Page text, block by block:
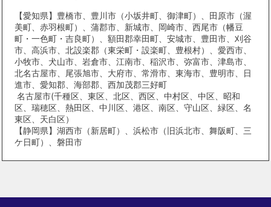
【愛知県】豊橋市、豊川市（小坂井町、御津町）、田原市（渥
美町、赤羽根町）、蒲郡市、新城市、岡崎市、西尾市（幡豆
町・一色町・吉良町）、額田郡幸田町、安城市、豊田市、刈谷
市、高浜市、北設楽郡（東栄町・設楽町、豊根村）、愛西市、
小牧市、犬山市、岩倉市、江南市、稲沢市、弥富市、津島市、
北名古屋市、尾張旭市、大府市、常滑市、東海市、豊明市、日
進市、愛知郡、海部郡、西加茂郡三好町
名古屋市(千種区、東区、北区、西区、中村区、中区、昭和
区、瑞穂区、熱田区、中川区、港区、南区、守山区、緑区、名
東区、天白区）
【静岡県】湖西市（新居町）、浜松市（旧浜北市、舞阪町、三
ケ日町）、磐田市